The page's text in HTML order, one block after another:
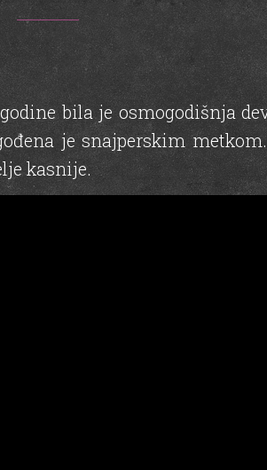
bila je osmogodišnja
je snajperskim
kasnije.